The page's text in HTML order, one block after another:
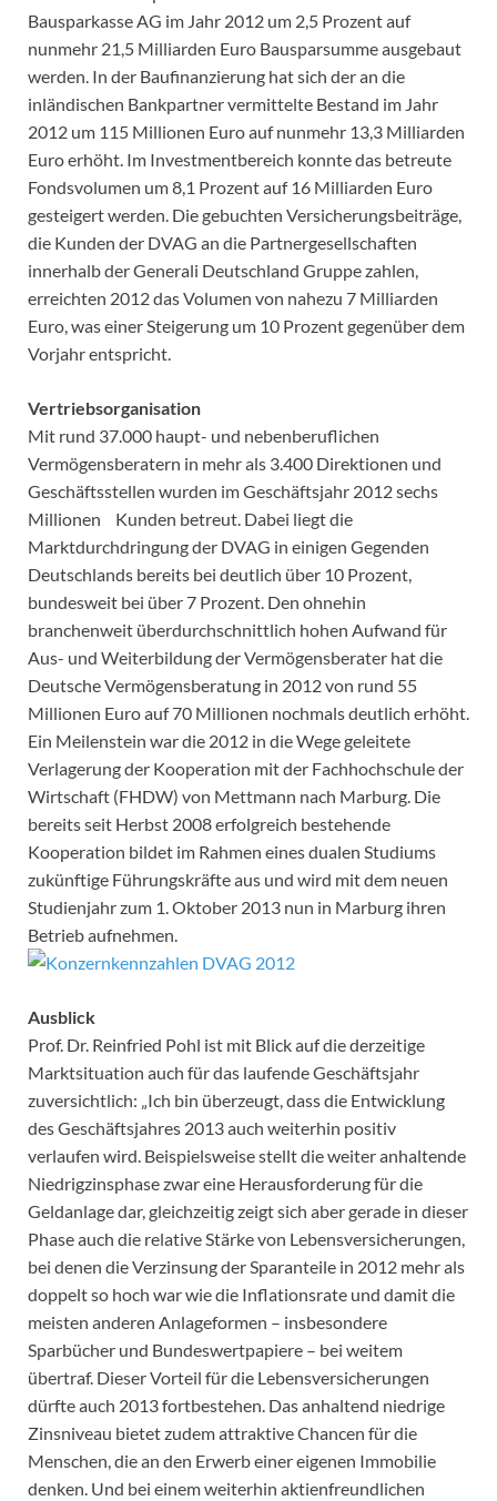
Bausparkasse AG im Jahr 2012 um 2,5 Prozent auf
nunmehr 21,5 Milliarden Euro Bausparsumme ausgebaut
werden. In der Baufinanzierung hat sich der an die
inländischen Bankpartner vermittelte Bestand im Jahr
2012 um 115 Millionen Euro auf nunmehr 13,3 Milliarden
Euro erhöht. Im Investmentbereich konnte das betreute
Fondsvolumen um 8,1 Prozent auf 16 Milliarden Euro
gesteigert werden. Die gebuchten Versicherungsbeiträge,
die Kunden der DVAG an die Partnergesellschaften
innerhalb der Generali Deutschland Gruppe zahlen,
erreichten 2012 das Volumen von nahezu 7 Milliarden
Euro, was einer Steigerung um 10 Prozent gegenüber dem
Vorjahr entspricht.
Vertriebsorganisation
Mit rund 37.000 haupt- und nebenberuflichen
Vermögensberatern in mehr als 3.400 Direktionen und
Geschäftsstellen wurden im Geschäftsjahr 2012 sechs
Millionen Kunden betreut. Dabei liegt die
Marktdurchdringung der DVAG in einigen Gegenden
Deutschlands bereits bei deutlich über 10 Prozent,
bundesweit bei über 7 Prozent. Den ohnehin
branchenweit überdurchschnittlich hohen Aufwand für
Aus- und Weiterbildung der Vermögensberater hat die
Deutsche Vermögensberatung in 2012 von rund 55
Millionen Euro auf 70 Millionen nochmals deutlich erhöht.
Ein Meilenstein war die 2012 in die Wege geleitete
Verlagerung der Kooperation mit der Fachhochschule der
Wirtschaft (FHDW) von Mettmann nach Marburg. Die
bereits seit Herbst 2008 erfolgreich bestehende
Kooperation bildet im Rahmen eines dualen Studiums
zukünftige Führungskräfte aus und wird mit dem neuen
Studienjahr zum 1. Oktober 2013 nun in Marburg ihren
Betrieb aufnehmen.
Ausblick
Prof. Dr. Reinfried Pohl ist mit Blick auf die derzeitige
Marktsituation auch für das laufende Geschäftsjahr
zuversichtlich: „Ich bin überzeugt, dass die Entwicklung
des Geschäftsjahres 2013 auch weiterhin positiv
verlaufen wird. Beispielsweise stellt die weiter anhaltende
Niedrigzinsphase zwar eine Herausforderung für die
Geldanlage dar, gleichzeitig zeigt sich aber gerade in dieser
Phase auch die relative Stärke von Lebensversicherungen,
bei denen die Verzinsung der Sparanteile in 2012 mehr als
doppelt so hoch war wie die Inflationsrate und damit die
meisten anderen Anlageformen – insbesondere
Sparbücher und Bundeswertpapiere – bei weitem
übertraf. Dieser Vorteil für die Lebensversicherungen
dürfte auch 2013 fortbestehen. Das anhaltend niedrige
Zinsniveau bietet zudem attraktive Chancen für die
Menschen, die an den Erwerb einer eigenen Immobilie
denken. Und bei einem weiterhin aktienfreundlichen